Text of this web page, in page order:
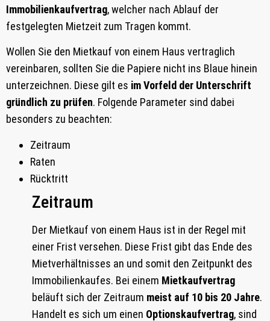
Immobilienkaufvertrag, welcher nach Ablauf der
festgelegten Mietzeit zum Tragen kommt.
Wollen Sie den Mietkauf von einem Haus vertraglich
vereinbaren, sollten Sie die Papiere nicht ins Blaue hinein
unterzeichnen. Diese gilt es im Vorfeld der Unterschrift
gründlich zu prüfen. Folgende Parameter sind dabei
besonders zu beachten:
Zeitraum
Raten
Rücktritt
Zeitraum
Der Mietkauf von einem Haus ist in der Regel mit
einer Frist versehen. Diese Frist gibt das Ende des
Mietverhältnisses an und somit den Zeitpunkt des
Immobilienkaufes. Bei einem Mietkaufvertrag
beläuft sich der Zeitraum meist auf 10 bis 20 Jahre.
Handelt es sich um einen Optionskaufvertrag, sind